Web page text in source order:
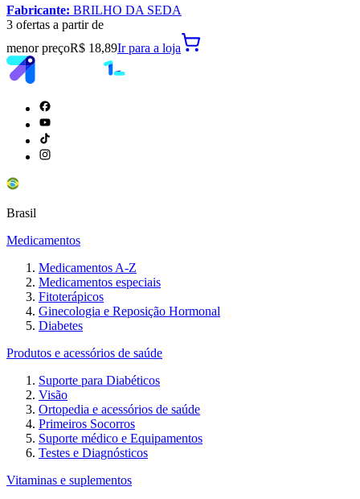
Fabricante: BRILHO DA SEDA
3 ofertas a partir de
menor preçoR$ 18,89Ir para a loja
Brasil
Medicamentos
Medicamentos A-Z
Medicamentos especiais
Fitoterápicos
Ginecologia e Reposição Hormonal
Diabetes
Produtos e acessórios de saúde
Suporte para Diabéticos
Visão
Ortopedia e acessórios de saúde
Primeiros Socorros
Suporte médico e Equipamentos
Testes e Diagnósticos
Vitaminas e suplementos